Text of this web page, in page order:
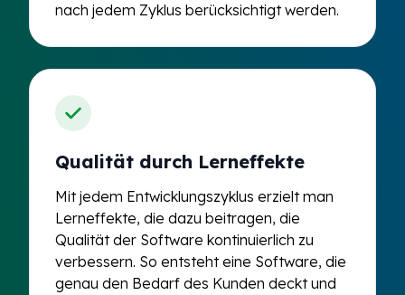
nach jedem Zyklus berücksichtigt werden.
Qualität durch Lerneffekte
Mit jedem Entwicklungszyklus erzielt man
Lerneffekte, die dazu beitragen, die
Qualität der Software kontinuierlich zu
verbessern. So entsteht eine Software, die
genau den Bedarf des Kunden deckt und